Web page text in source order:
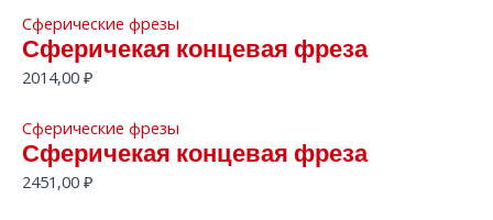
Сферические фрезы
Сферичекая концевая фреза
2014,00 ₽
Сферические фрезы
Сферичекая концевая фреза
2451,00 ₽